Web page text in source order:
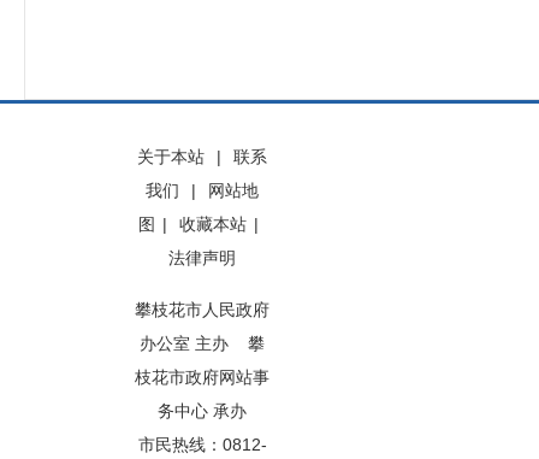
关于本站 |
联系
我们
|
网站地
图 | 收藏本站 |
法律声明
攀枝花市人民政府
办公室 主办 攀
枝花市政府网站事
务中心 承办
市民热线：0812-